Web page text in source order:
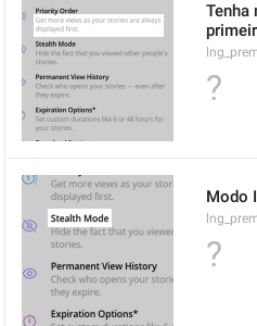
Tenha
?
Modo
?